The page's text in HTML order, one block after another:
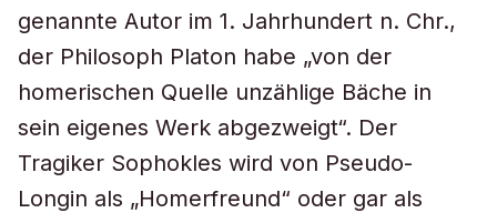
genannte Autor im 1. Jahrhundert n. Chr.,
der Philosoph Platon habe „von der
homerischen Quelle unzählige Bäche in
sein eigenes Werk abgezweigt“. Der
Tragiker Sophokles wird von Pseudo-
Longin als „Homerfreund“ oder gar als